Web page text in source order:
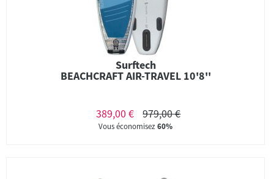
Surftech
BEACHCRAFT AIR-TRAVEL 10'8''
389,00 € 979,00 €
Vous économisez60%